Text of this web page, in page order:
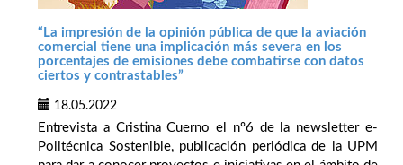
“La impresión de la opinión pública de que la aviación
comercial tiene una implicación más severa en los
porcentajes de emisiones debe combatirse con datos
ciertos y contrastables”
18.05.2022
Entrevista a Cristina Cuerno el nº6 de la newsletter e-
Politécnica Sostenible, publicación periódica de la UPM